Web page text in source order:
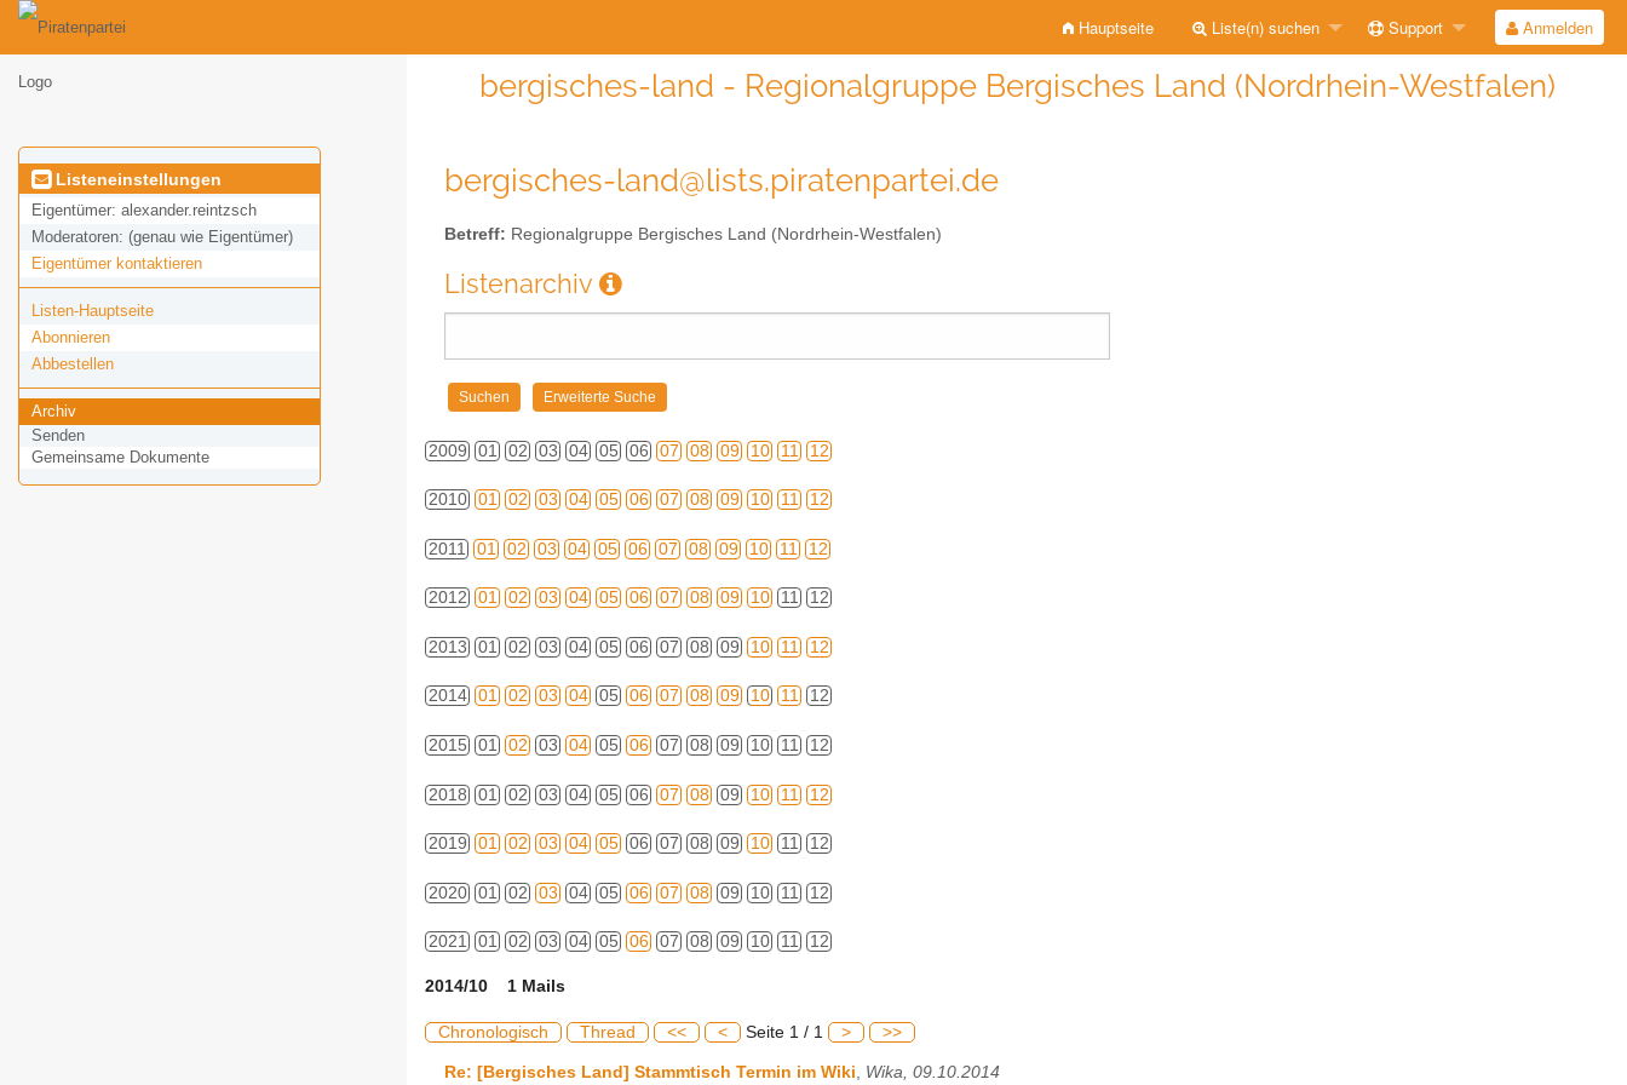
Hauptseite Liste(n) suchen Support Anmelden
bergisches-land - Regionalgruppe Bergisches Land (Nordrhein-Westfalen)
Listeneinstellungen
Eigentümer: alexander.reintzsch
Moderatoren: (genau wie Eigentümer)
Eigentümer kontaktieren
Listen-Hauptseite
Abonnieren
Abbestellen
Archiv
Senden
Gemeinsame Dokumente
bergisches-land@lists.piratenpartei.de
Betreff: Regionalgruppe Bergisches Land (Nordrhein-Westfalen)
Listenarchiv
2009 01 02 03 04 05 06 07 08 09 10 11 12
2010 01 02 03 04 05 06 07 08 09 10 11 12
2011 01 02 03 04 05 06 07 08 09 10 11 12
2012 01 02 03 04 05 06 07 08 09 10 11 12
2013 01 02 03 04 05 06 07 08 09 10 11 12
2014 01 02 03 04 05 06 07 08 09 10 11 12
2015 01 02 03 04 05 06 07 08 09 10 11 12
2018 01 02 03 04 05 06 07 08 09 10 11 12
2019 01 02 03 04 05 06 07 08 09 10 11 12
2020 01 02 03 04 05 06 07 08 09 10 11 12
2021 01 02 03 04 05 06 07 08 09 10 11 12
2014/10 1 Mails
Chronologisch Thread << < Seite 1 / 1 > >>
Re: [Bergisches Land] Stammtisch Termin im Wiki Wika, 09.10.2014